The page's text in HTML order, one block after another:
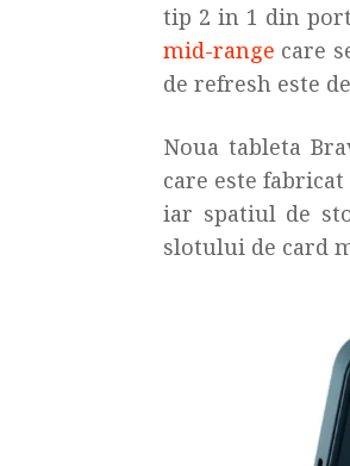
tip 2 in 1 din
mid-range care
de refresh este
Noua tableta
care este fabricat
iar spatiul de
slotului de card